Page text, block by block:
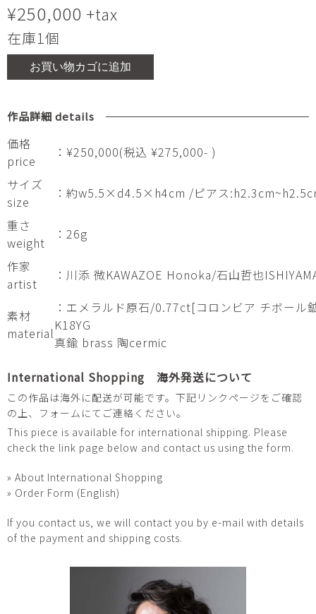
¥250,000 +tax
在庫1個
お買い物カゴに追加
作品詳細 details
価格
price
：¥250,000(税込 ¥275,000- )
サイズ
size
：約w5.5×d4.5×h4cm /ピアス
重さ
weight
：26g
作家
artist
：川添 微KAWAZOE Honoka/石山哲也
素材
material
：エメラルド原石/0.77ct[コロンビア チボー
真鍮 brass 陶cermic
International Shopping 海外発送について
この作品は海外に配送が可能です。下記リンクページをご確認
の上、フォームにてご連絡ください。
This piece is available for international shipping. Please
check the link page below and contact us using the form.
» About International Shopping
» Order Form (English)
If you contact us, we will contact you by e-mail with details
of the payment and shipping costs.